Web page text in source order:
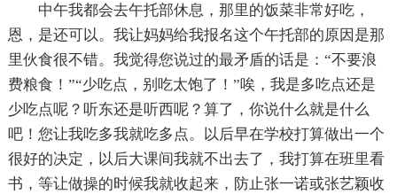
中午我都会去午托部休息，那里的饭菜非常好吃，
恩，是还可以。我让妈妈给我报名这个午托部的原因是那
里伙食很不错。我觉得您说过的最矛盾的话是：“不要浪
费粮食！”“少吃点，别吃太饱了！”唉，我是多吃点还是
少吃点呢？听东还是听西呢？算了，你说什么就是什么
吧！您让我吃多我就吃多点。以后早在学校打算做出一个
很好的决定，以后大课间我就不出去了，我打算在班里看
书，等让做操的时候我就收起来，防止张一诺或张艺颖收